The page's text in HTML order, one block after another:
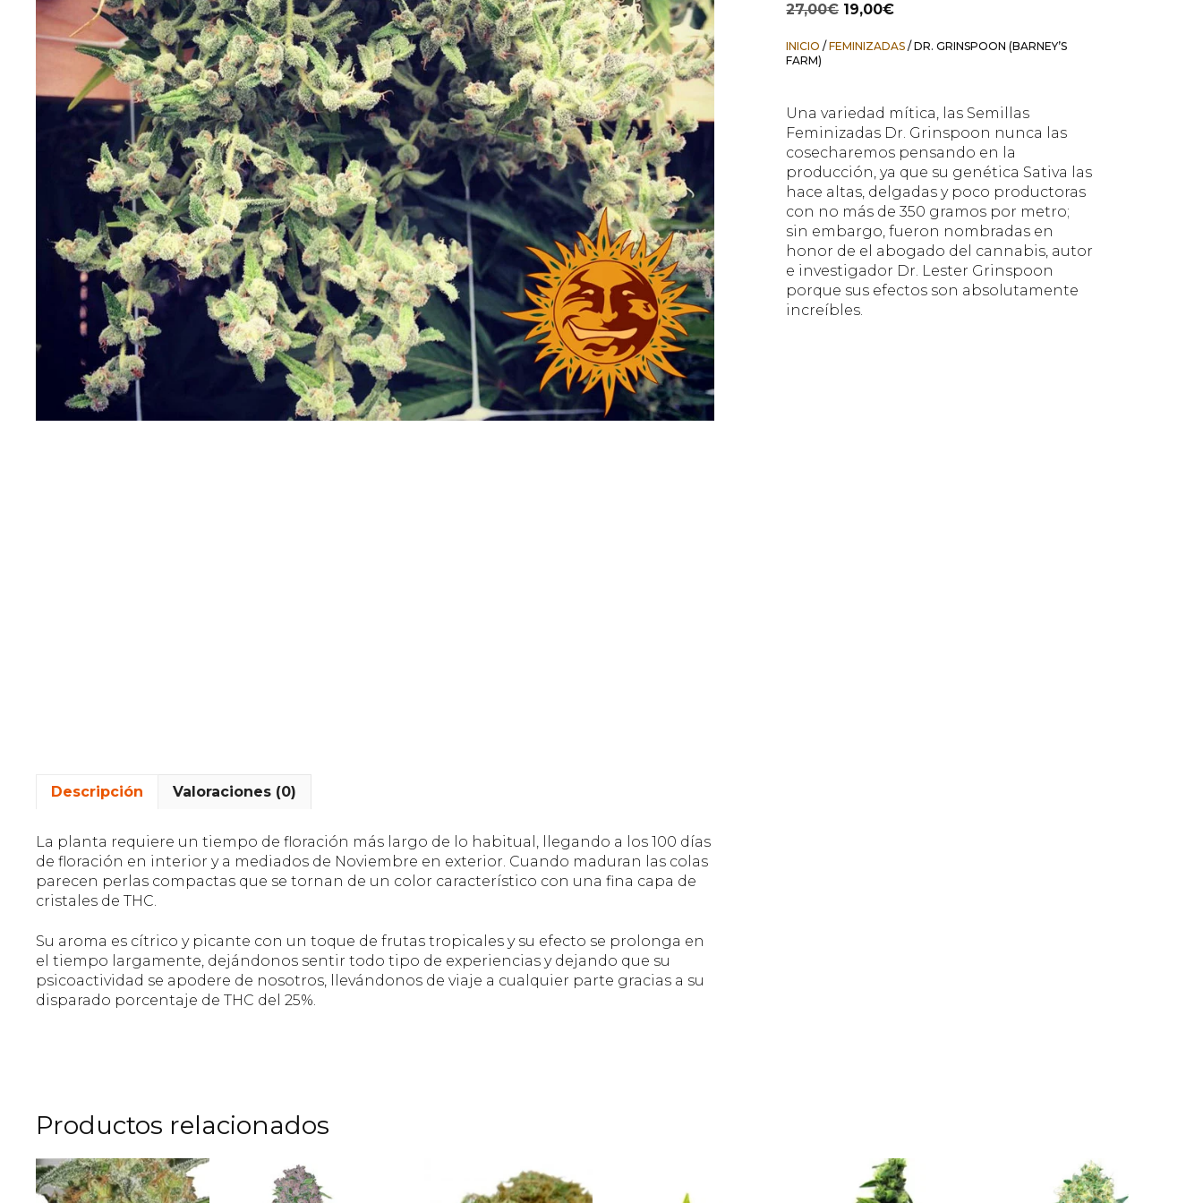
27,00€
precio
original
19,00€
precio
actual
INICIO /FEMINIZADAS / DR. GRINSPOON (BARNEY’S
FARM)
Una variedad mítica, las Semillas
Feminizadas Dr. Grinspoon nunca las
cosecharemos pensando en la
producción, ya que su genética Sativa las
hace altas, delgadas y poco productoras
con no más de 350 gramos por metro;
sin embargo, fueron nombradas en
honor de el abogado del cannabis, autor
e investigador Dr. Lester Grinspoon
porque sus efectos son absolutamente
increíbles.
Descripción Valoraciones (0)
La planta requiere un tiempo de floración más largo de lo habitual, llegando a los 100 días
de floración en interior y a mediados de Noviembre en exterior. Cuando maduran las colas
parecen perlas compactas que se tornan de un color característico con una fina capa de
cristales de THC.
Su aroma es cítrico y picante con un toque de frutas tropicales y su efecto se prolonga en
el tiempo largamente, dejándonos sentir todo tipo de experiencias y dejando que su
psicoactividad se apodere de nosotros, llevándonos de viaje a cualquier parte gracias a su
disparado porcentaje de THC del 25%.
Productos relacionados